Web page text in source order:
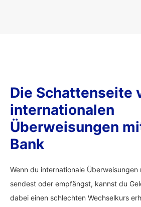
Die Schattenseite
internationalen
Überweisungen
Bank
Wenn du internationale Überweisungen
sendest oder empfängst, kannst du
dabei einen schlechten Wechselkurs